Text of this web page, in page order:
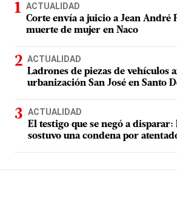
ACTUALIDAD
Corte envía a juicio a Jean André
muerte de mujer en Naco
ACTUALIDAD
Ladrones de piezas de vehículos
urbanización San José en Santo
ACTUALIDAD
El testigo que se negó a disparar:
sostuvo una condena por